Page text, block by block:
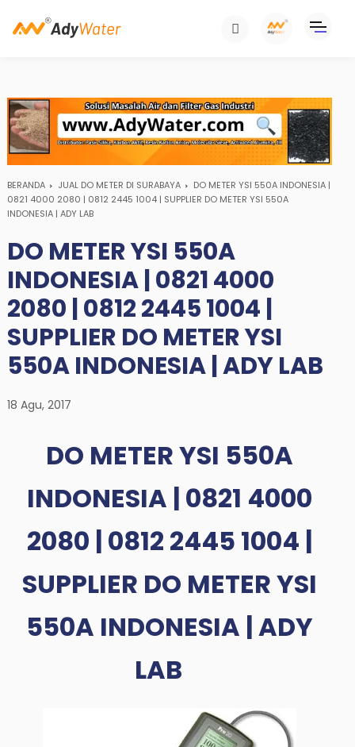
BERANDA JUAL DO METER DI SURABAYA
DO METER YSI 550A INDONESIA |
0821 4000 2080 | 0812 2445 1004 | SUPPLIER DO METER YSI 550A
INDONESIA | ADY LAB
DO METER YSI 550A
INDONESIA | 0821 4000
2080 | 0812 2445 1004 |
SUPPLIER DO METER YSI
550A INDONESIA | ADY LAB
18 Agu, 2017
DO METER YSI 550A
INDONESIA | 0821 4000
2080 | 0812 2445 1004 |
SUPPLIER DO METER YSI
550A INDONESIA | ADY
LAB